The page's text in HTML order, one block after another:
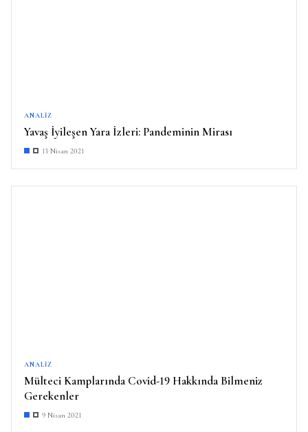
ANALIZ
Yavaş İyileşen Yara İzleri: Pandeminin Mirası
13 Nisan 2021
ANALIZ
Mülteci Kamplarında Covid-19 Hakkında Bilmeniz
Gerekenler
9 Nisan 2021